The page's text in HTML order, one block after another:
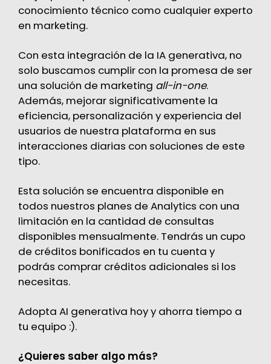
conocimiento técnico como cualquier experto
en marketing.
Con esta integración de la IA generativa, no
solo buscamos cumplir con la promesa de ser
una solución de marketing all-in-one.
Además, mejorar significativamente la
eficiencia, personalización y experiencia del
usuarios de nuestra plataforma en sus
interacciones diarias con soluciones de este
tipo.
Esta solución se encuentra disponible en
todos nuestros planes de Analytics con una
limitación en la cantidad de consultas
disponibles mensualmente. Tendrás un cupo
de créditos bonificados en tu cuenta y
podrás comprar créditos adicionales si los
necesitas.
Adopta AI generativa hoy y ahorra tiempo a
tu equipo :).
¿Quieres saber algo más?